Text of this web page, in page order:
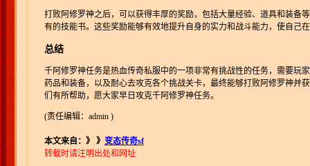
打败阿修罗神之后，可以获得丰厚的奖励，包括大量经验、道具和装备
有的技能书。这些奖励能够有效地提升自身的实力和战斗能力，使自己
总结
千阿修罗神任务是热血传奇私服中的一项非常有挑战性的任务，需要玩
药品和装备，以及耐心去攻克各个挑战关卡，最终能够打败阿修罗神并
们有所帮助，愿大家早日攻克千阿修罗神任务。
(责任编辑：admin )
本文来自：》 》 变态传奇sf
转载时请注明出处和网址